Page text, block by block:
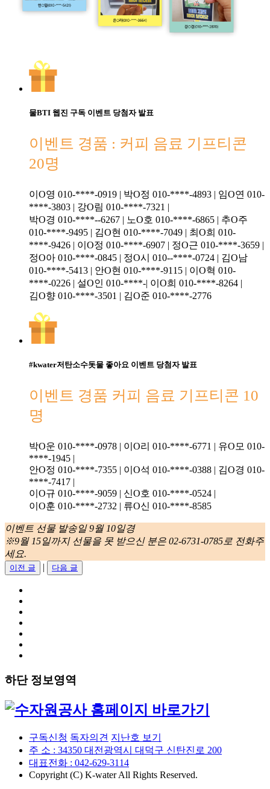
물BTI 웹진 구독 이벤트 당첨자 발표
이벤트 경품 : 커피 음료 기프티콘
20명
이O영 010-****-0919 | 박O정 010-****-4893 | 임O연 010-
****-3803 | 강O림 010-****-7321 |
박O경 010-****--6267 | 노O호 010-****-6865 | 추O주
010-****-9495 | 김O현 010-****-7049 | 최O희 010-
****-9426 | 이O정 010-****-6907 | 정O근 010-****-3659 |
정O아 010-****-0845 | 정O시 010--****-0724 | 김O남
010-****-5413 | 안O현 010-****-9115 | 이O혁 010-
****-0226 | 설O인 010-****-| 이O희 010-****-8264 |
김O향 010-****-3501 | 김O준 010-****-2776
#kwater저탄소수돗물 좋아요 이벤트 당첨자 발표
이벤트 경품 커피 음료 기프티콘 10
명
박O운 010-****-0978 | 이O리 010-****-6771 | 유O모 010-
****-1945 |
안O정 010-****-7355 | 이O석 010-****-0388 | 김O경 010-
****-7417 |
이O규 010-****-9059 | 신O호 010-****-0524 |
이O훈 010-****-2732 | 류O신 010-****-8585
이벤트 선물 발송일 9월 10일경
※9월 15일까지 선물을 못 받으신 분은 02-6731-0785로 전화주
세요.
이전 글 | 다음 글
하단 정보영역
구독신청 독자의견 지난호 보기
주 소 : 34350 대전광역시 대덕구 신탄진로 200
대표전화 : 042-629-3114
Copyright (C) K-water All Rights Reserved.